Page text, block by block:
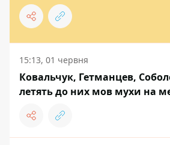
15:13, 01 червня
Ковальчук, Гетманцев,
летять до них мов мухи на